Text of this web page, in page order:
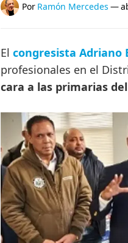
Por Ramón Mercedes —
El congresista Adriano
profesionales en el
cara a las primarias